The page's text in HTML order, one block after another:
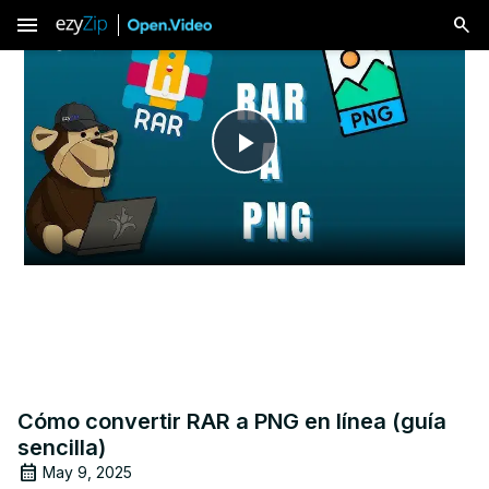
menu
Play
Video
Cómo convertir RAR a PNG en línea (guía
sencilla)
May 9, 2025